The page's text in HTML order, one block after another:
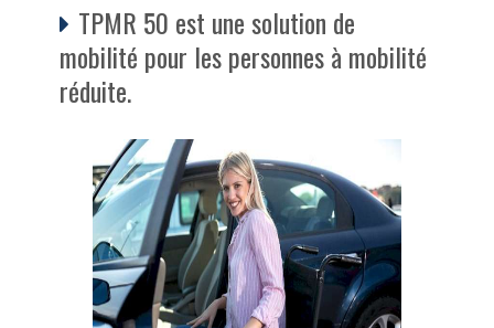
TPMR 50 est une solution de
mobilité pour les personnes à mobilité
réduite.